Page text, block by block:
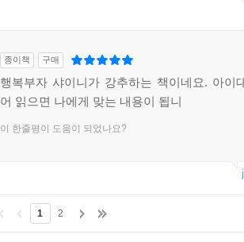
종이책 구매
행복부자 샤이니가 강추하는 책이네요. 아이
어 읽으면 나에게 맞는 내용이 됩니
이 한줄평이 도움이 되었나요?
1 2